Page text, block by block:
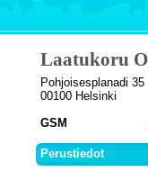
Laatukoru
Pohjoisesplanadi 35
00100 Helsinki
GSM
Perustiedot